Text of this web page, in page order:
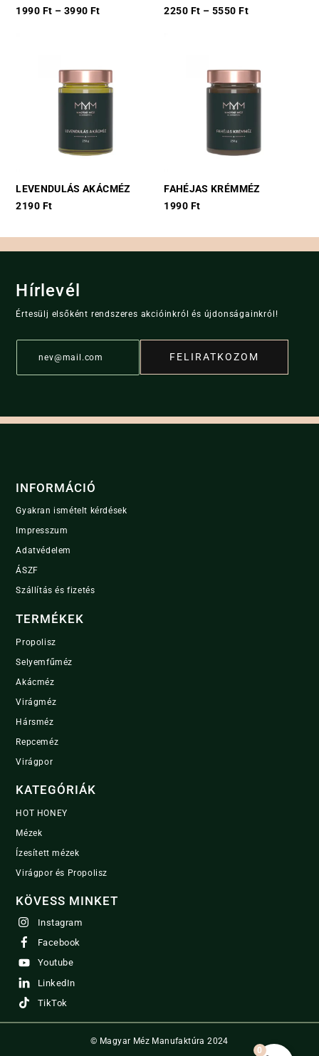
1990 Ft – 3990Ft
multiple
variants.
The
options
may
on
2250 Ft – 5550Ft
multiple
variants.
The
options
may
on
LEVENDULÁS AKÁCMÉZ
2190 Ft
FAHÉJAS KRÉMMÉZ
1990 Ft
Hírlevél
Értesülj elsőként rendszeres akcióinkról és újdonságainkról!
E
a
*
FELIRATKOZOM
INFORMÁCIÓ
Gyakran ismételt kérdések
Impresszum
Adatvédelem
ÁSZF
Szállítás és fizetés
TERMÉKEK
Propolisz
Selyemfűméz
Akácméz
Virágméz
Hársméz
Repceméz
Virágpor
KATEGÓRIÁK
HOT HONEY
Mézek
Ízesített mézek
Virágpor és Propolisz
KÖVESS MINKET
Instagram
Facebook
Youtube
LinkedIn
TikTok
© Magyar Méz Manufaktúra 2024
0